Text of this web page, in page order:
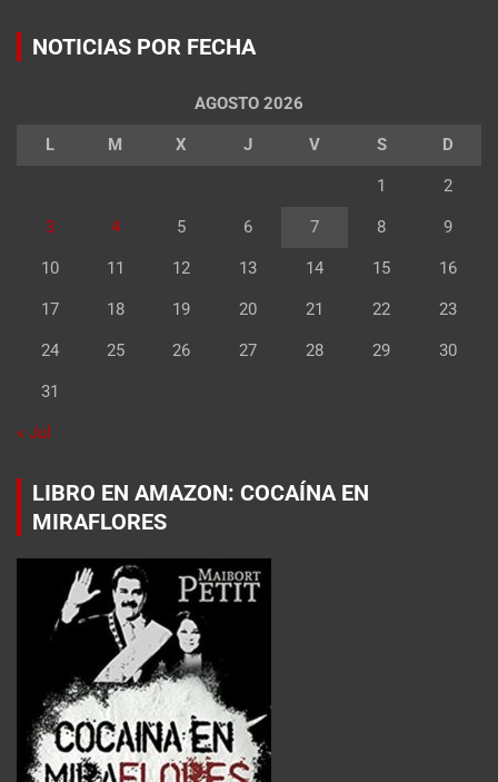
NOTICIAS POR FECHA
AGOSTO 2026
L M X J V S D
1 2
3 4 5 6 7 8 9
10 11 12 13 14 15 16
17 18 19 20 21 22 23
24 25 26 27 28 29 30
31
« Jul
LIBRO EN AMAZON: COCAÍNA EN
MIRAFLORES